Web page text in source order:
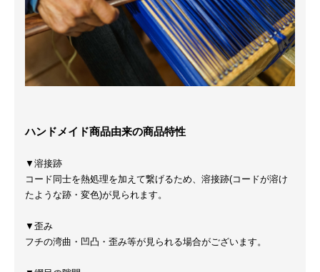
ハンドメイド商品由来の商品特性
▼溶接跡
コード同士を熱処理を加えて繋げるため、溶接跡(コードが溶け
たような跡・変色)が見られます。
▼歪み
フチの湾曲・凹凸・歪み等が見られる場合がございます。